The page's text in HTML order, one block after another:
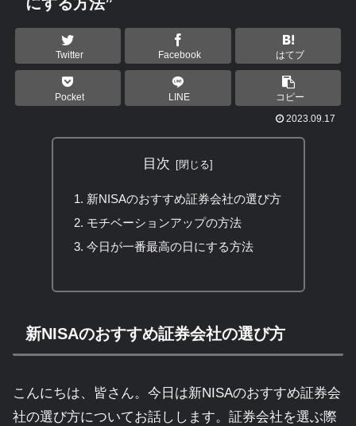
Twitter Facebook はてブ
Pocket LINE
コピー
2023.09.17
目次
新NISAのおすすめ証券会社の選び方
モチベーションアップの方法
今日が一番最高の日にする方法
新NISAのおすすめ証券会社の選び方
こんにちは、皆さん。今日は新NISAのおすすめ証券会
社の選び方についてお話しします。証券会社を選ぶ際